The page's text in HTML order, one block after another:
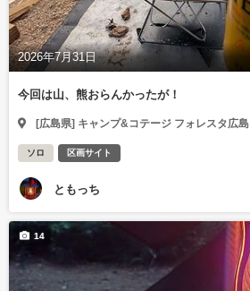
2026年7月31日
今回は山、熊おらんかったが！
[広島県] キャンプ&コテージ フォレスタ広島
ソロ 区画サイト
ともっち
14